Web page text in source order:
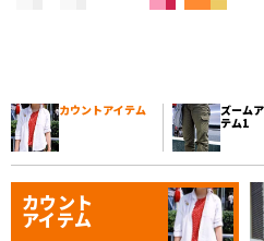
カウントアイテム
ズーム
テム1
カウント
アイテム